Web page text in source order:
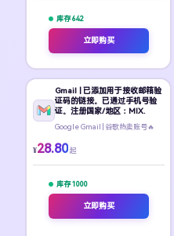
库存 642
立即购买
Gmail | 已添加用于接收邮箱验
证码的链接。已通过手机号验
证。注册国家/地区：MIX.
Google Gmail | 谷歌热卖账号🔥
¥28.80 起
库存 1000
立即购买